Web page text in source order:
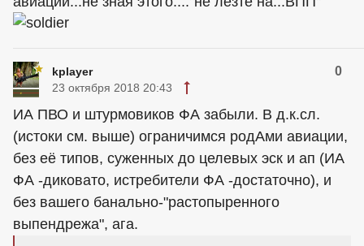
kplayer 0
23 октября 2018 20:43
ИА ПВО и штурмовиков ФА забыли. В д.к.сл.
(истоки см. выше) ограничимся родАми авиации,
без её типов, суженных до целевых эск и ап (ИА
ФА -диковато, истребители ФА -достаточно), и
без вашего банально-"растопыренного
выпендрежа", ага.